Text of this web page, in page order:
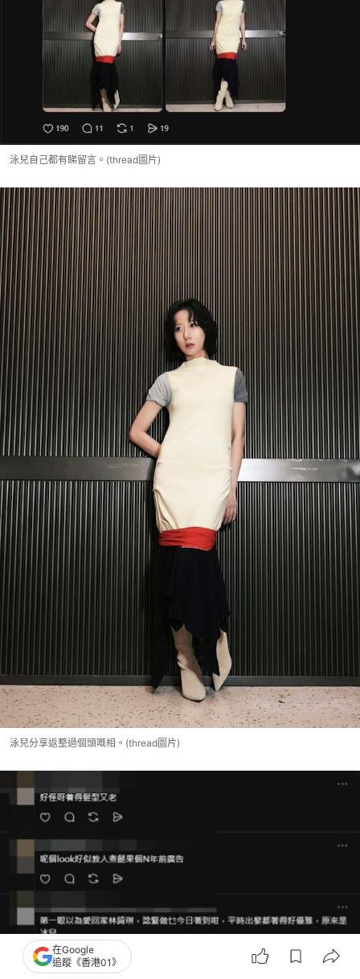
泳兒自己都有睇留言。(thread圖片)
泳兒分享返整過個頭嘅相。(thread圖片)
在Google
追蹤《香港01》